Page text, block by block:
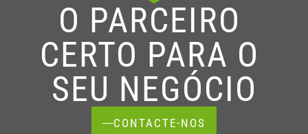
O PARCEIRO
CERTO PARA O
SEU NEGÓCIO
CONTACTE-NOS